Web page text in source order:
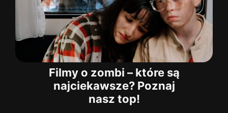
Filmy o zombi – które są
najciekawsze? Poznaj
nasz top!